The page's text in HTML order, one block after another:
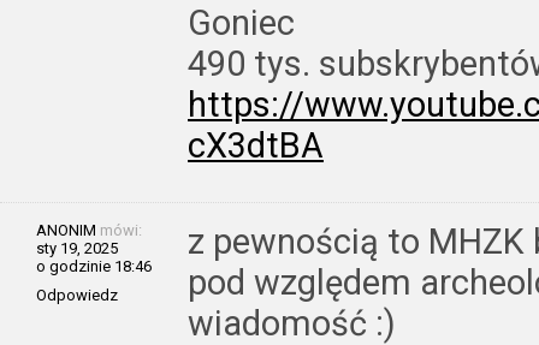
Goniec
490 tys.
https://
cX3dtBA
ANONIM mówi:
sty 19, 2025
o godzinie 18:46
Odpowiedz
z pewnością to
pod względem
wiadomość :)